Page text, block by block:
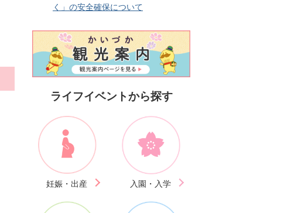
く」の安全確保について
ライフイベントから探す
妊娠・出産 入園・入学